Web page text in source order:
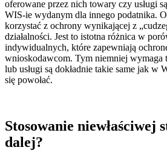
oferowane przez nich towary czy usługi
WIS-ie wydanym dla innego podatnika.
korzystać z ochrony wynikającej z
działalności. Jest to istotna różnica w
indywidualnych, które zapewniają
wnioskodawcom. Tym niemniej wymaga
lub usługi są dokładnie takie same jak w
się powołać.
Stosowanie niewłaściwej
dalej?